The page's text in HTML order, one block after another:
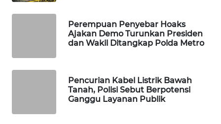
Perempuan Penyebar Hoaks
Ajakan Demo Turunkan Presiden
dan Wakil Ditangkap Polda Metro
Pencurian Kabel Listrik Bawah
Tanah, Polisi Sebut Berpotensi
Ganggu Layanan Publik
LAPAK
Network